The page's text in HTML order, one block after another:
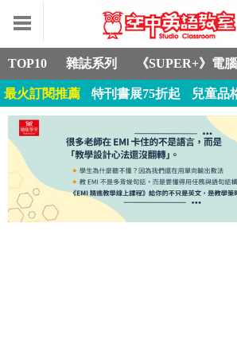
TOP10 雜誌系列 《SUPER+》電
最火訂閱推薦 特刊書展75折起 兒童品